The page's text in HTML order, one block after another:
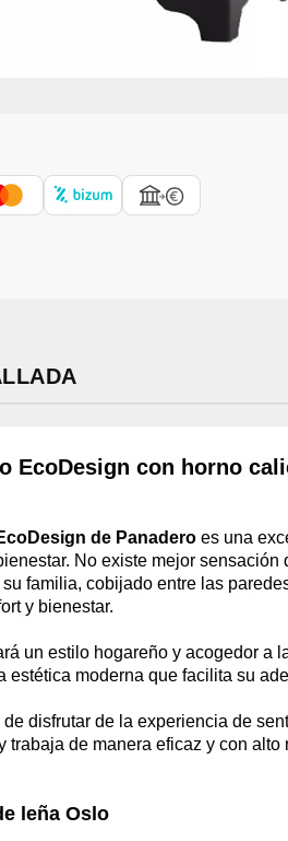
EcoDesign con horno
de Panadero es una
No existe mejor
familia, cobijado entre las
y bienestar.
un estilo hogareño y acogedor
estética moderna que facilita su
disfrutar de la experiencia de
trabaja de manera eficaz y con alto
leña Oslo